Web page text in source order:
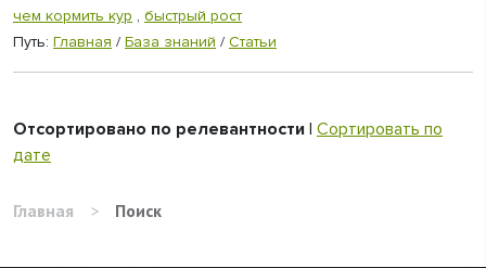
чем кормить кур , быстрый рост
Путь: Главная / База знаний / Статьи
Отсортировано по релевантности | Сортировать по
дате
Главная > Поиск